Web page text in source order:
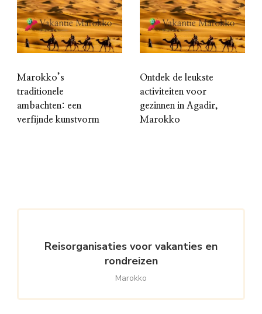
Marokko’s
traditionele
ambachten: een
verfijnde kunstvorm
Ontdek de leukste
activiteiten voor
gezinnen in Agadir,
Marokko
Reisorganisaties voor vakanties en
rondreizen
Marokko